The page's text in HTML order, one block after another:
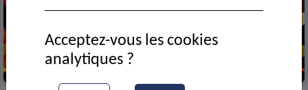
Acceptez-vous les cookies
analytiques ?